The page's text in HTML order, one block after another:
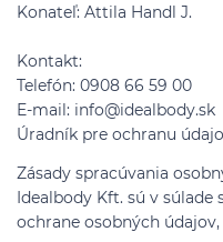
Konateľ: Attila Handl J.
Kontakt:
Telefón: 0908 66 59 00
E-mail: info@idealbody.sk
Úradník pre ochranu
Zásady spracúvania
Idealbody Kft. sú v
ochrane osobných